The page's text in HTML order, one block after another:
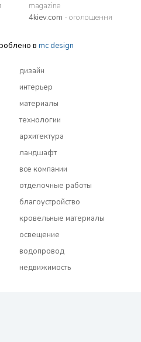
magazine
4kiev.com - оголошення
в mc design
дизайн
интерьер
материалы
технологии
архитектура
ландшафт
все компании
отделочные работы
благоустройство
кровельные материалы
освещение
водопровод
недвижимость